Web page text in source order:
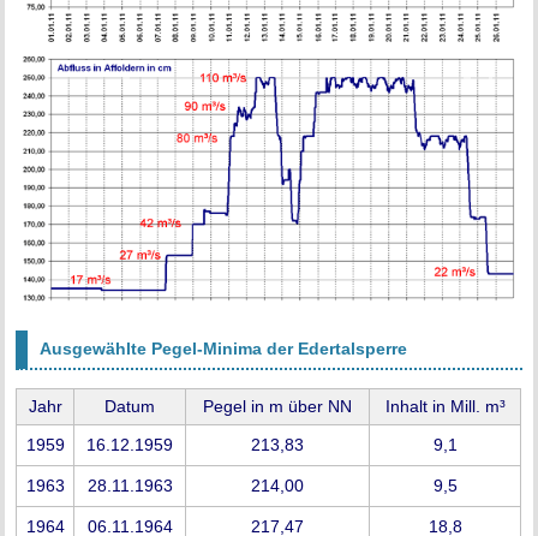
Ausgewählte Pegel-Minima der Edertalsperre
Jahr Datum Pegel in m über NN
Inhalt in Mill. m³
1959
16.12.1959 213,83 9,1
1963 28.11.1963 214,00 9,5
1964 06.11.1964 217,47 18,8